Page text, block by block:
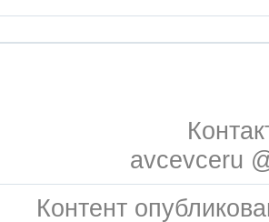
avcevceru
Контент